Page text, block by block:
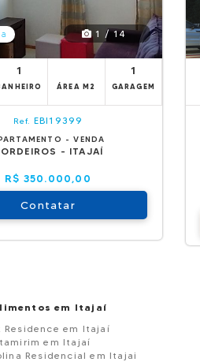
1 / 14
1
ÁREA M2
1
GARAGEM
Ref. EBI19399
- VENDA
- ITAJAÍ
R$ 350.000,00
Contatar
em Itajaí
Residence em Itajaí
em Itajaí
Residencial em Itajai